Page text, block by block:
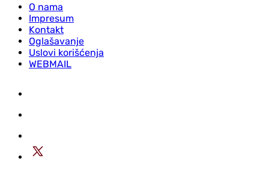
O nama
Impresum
Kontakt
Oglašavanje
Uslovi korišćenja
WEBMAIL